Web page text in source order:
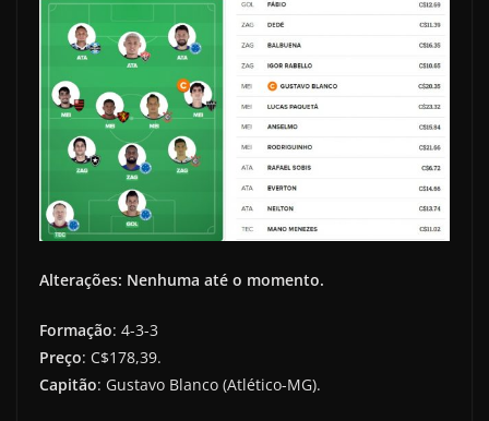
Alterações: Nenhuma até o momento.
Formação: 4-3-3
Preço: C$178,39.
Capitão: Gustavo Blanco (Atlético-MG).